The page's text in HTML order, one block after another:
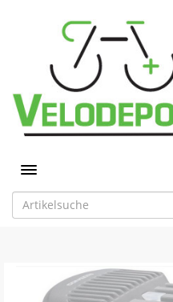
Toggle navigation